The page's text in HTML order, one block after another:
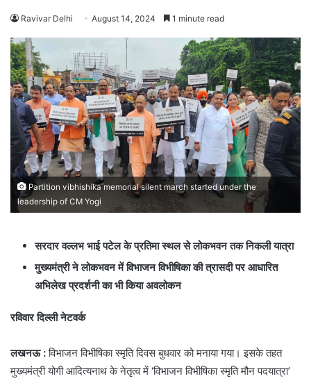
Ravivar Delhi August 14, 2024 1 minute read
Partition vibhishika memorial silent march started under the
leadership of CM Yogi
सरदार वल्लभ भाई पटेल के प्रतिमा स्थल से लोकभवन तक निकली यात्रा
मुख्यमंत्री ने लोकभवन में विभाजन विभीषिका की त्रासदी पर आधारित
अभिलेख प्रदर्शनी का भी किया अवलोकन
रविवार दिल्ली नेटवर्क
लखनऊ :विभाजन विभीषिका स्मृति दिवस बुधवार को मनाया गया। इसके तहत
मुख्यमंत्री योगी आदित्यनाथ के नेतृत्व में ‘विभाजन विभीषिका स्मृति मौन पदयात्रा’